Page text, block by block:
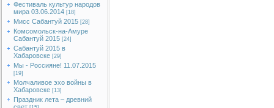
Фестиваль культур народов
мира 03.06.2014 [18]
Мисс Сабантуй 2015 [28]
Комсомольск-на-Амуре
Сабантуй 2015 [24]
Сабантуй 2015 в
Хабаровске [29]
Мы - Россияне! 11.07.2015
[19]
Молчаливое эхо войны в
Хабаровске [13]
Праздник лета – древний